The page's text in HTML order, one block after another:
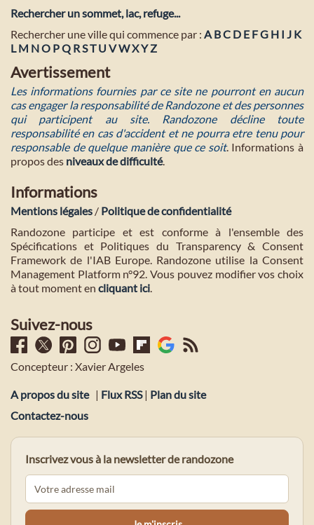
Rechercher un sommet, lac, refuge...
Rechercher une ville qui commence par : A BC D E FG H I J K
L M NO PQ RST U VWXYZ
Avertissement
Les informations fournies par ce site ne pourront en aucun
cas engager la responsabilité de Randozone et des personnes
qui participent au site. Randozone décline toute
responsabilité en cas d'accident et ne pourra etre tenu pour
responsable de quelque manière que ce soit. Informations à
propos des niveaux de difficulté.
Informations
Mentions légales / Politique de confidentialité
Randozone participe et est conforme à l'ensemble des
Spécifications et Politiques du Transparency & Consent
Framework de l'IAB Europe. Randozone utilise la Consent
Management Platform n°92. Vous pouvez modifier vos choix
à tout moment en cliquant ici.
Suivez-nous
Concepteur : Xavier Argeles
A propos du site | Flux RSS| Plan du site
Contactez-nous
Inscrivez vous à la newsletter de randozone